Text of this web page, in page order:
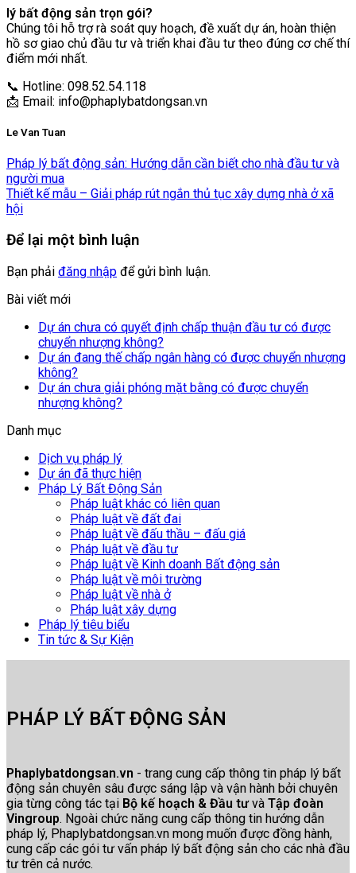
lý bất động sản trọn gói?
Chúng tôi hỗ trợ rà soát quy hoạch, đề xuất dự án, hoàn thiện
hồ sơ giao chủ đầu tư và triển khai đầu tư theo đúng cơ chế thí
điểm mới nhất.
📞 Hotline: 098.52.54.118
📩 Email: info@phaplybatdongsan.vn
Le Van Tuan
Pháp lý bất động sản: Hướng dẫn cần biết cho nhà đầu tư và
người mua
Thiết kế mẫu – Giải pháp rút ngắn thủ tục xây dựng nhà ở xã
hội
Để lại một bình luận
Bạn phải đăng nhập để gửi bình luận.
Bài viết mới
Dự án chưa có quyết định chấp thuận đầu tư có được
chuyển nhượng không?
Dự án đang thế chấp ngân hàng có được chuyển nhượng
không?
Dự án chưa giải phóng mặt bằng có được chuyển
nhượng không?
Danh mục
Dịch vụ pháp lý
Dự án đã thực hiện
Pháp Lý Bất Động Sản
Pháp luật khác có liên quan
Pháp luật về đất đai
Pháp luật về đấu thầu – đấu giá
Pháp luật về đầu tư
Pháp luật về Kinh doanh Bất động sản
Pháp luật về môi trường
Pháp luật về nhà ở
Pháp luật xây dựng
Pháp lý tiêu biểu
Tin tức & Sự Kiện
PHÁP LÝ BẤT ĐỘNG SẢN
Phaplybatdongsan.vn - trang cung cấp thông tin pháp lý bất
động sản chuyên sâu được sáng lập và vận hành bởi chuyên
gia từng công tác tại Bộ kế hoạch & Đầu tưvà Tập đoàn
Vingroup. Ngoài chức năng cung cấp thông tin hướng dẫn
pháp lý, Phaplybatdongsan.vn mong muốn được đồng hành,
cung cấp các gói tư vấn pháp lý bất động sản cho các nhà đầu
tư trên cả nước.